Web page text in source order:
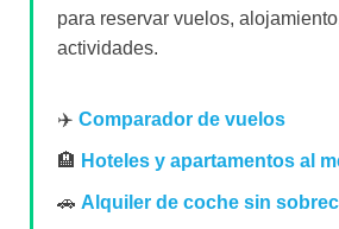
para reservar vuelos,
actividades.
✈️ Comparador de vuelos
🏨 Hoteles y apartamentos al
🚗 Alquiler de coche sin